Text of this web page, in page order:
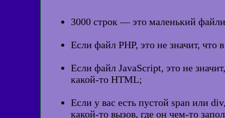
3000 строк — это маленький
Если файл PHP, это не значит, что
Если файл JavaScript, это не
какой-то HTML;
Если у вас есть пустой span или
какой-то вызов, где он чем-то